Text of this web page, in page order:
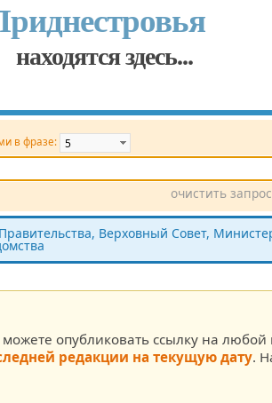
находятся здесь...
в фразе:
Источник (САЗ)
очистить запрос
Верховный Совет,
опубликовать ссылку на
редакции на текущую дату.